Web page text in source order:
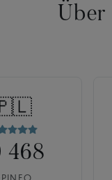
Über
468